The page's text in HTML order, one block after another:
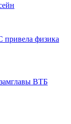
привела физика
ВТБ